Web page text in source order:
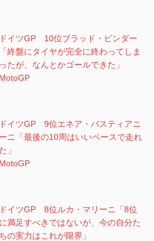
ドイツGP 10位ブラッド・ビンダー
「終盤にタイヤが完全に終わってしま
ったが、なんとかゴールできた」
MotoGP
ドイツGP 9位エネア・バスティアニ
ーニ「最後の10周はいいペースで走れ
た」
MotoGP
ドイツGP 8位ルカ・マリーニ「8位
に満足すべきではないが、今の自分た
ちの実力はこれが限界」